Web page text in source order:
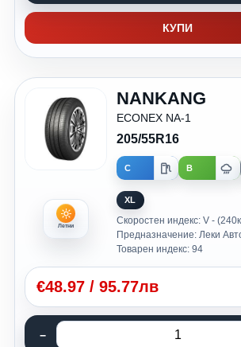
КУПИ
Летни
NANKANG
ECONEX NA-1
205/55R16
C B
XL
Скоростен индекс: V -
Предназначение: Леки
Товарен индекс: 94
€48.97 / 95.77лв